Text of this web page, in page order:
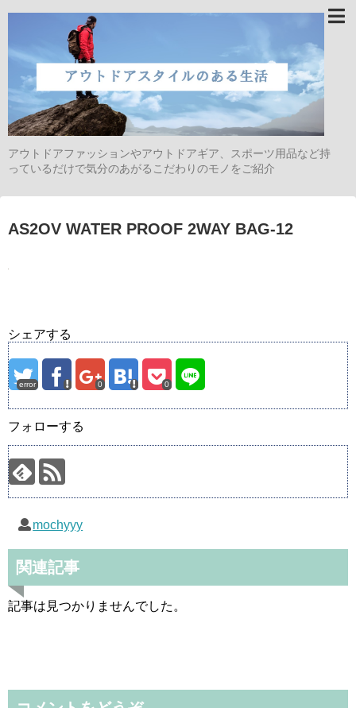
アウトドアファッションやアウトドアギア、スポーツ用品など持
っているだけで気分のあがるこだわりのモノをご紹介
AS2OV WATER PROOF 2WAY BAG-12
シェアする
error 0 0
フォローする
mochyyy
関連記事
記事は見つかりませんでした。